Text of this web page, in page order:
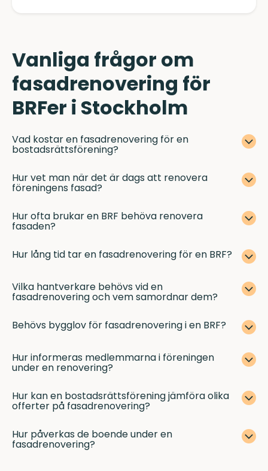
Vanliga frågor om
fasadrenovering för
BRFer i Stockholm
Vad kostar en fasadrenovering för en
bostadsrättsförening?
Hur vet man när det är dags att renovera
föreningens fasad?
Hur ofta brukar en BRF behöva renovera
fasaden?
Hur lång tid tar en fasadrenovering för en BRF?
Vilka hantverkare behövs vid en
fasadrenovering och vem samordnar dem?
Behövs bygglov för fasadrenovering i en BRF?
Hur informeras medlemmarna i föreningen
under en renovering?
Hur kan en bostadsrättsförening jämföra olika
offerter på fasadrenovering?
Hur påverkas de boende under en
fasadrenovering?